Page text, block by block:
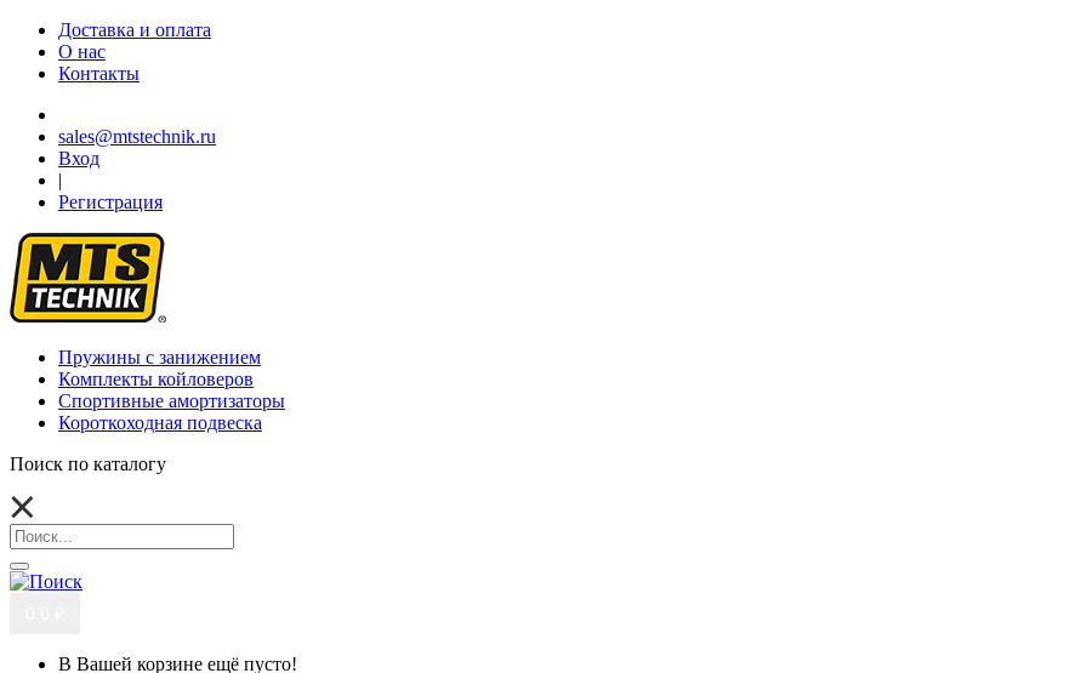
Доставка и оплата
О нас
Контакты
sales@mtstechnik.ru
Вход
|
Регистрация
Пружины с занижением
Комплекты койловеров
Спортивные амортизаторы
Короткоходная подвеска
Поиск по каталогу
В Вашей корзине ещё пусто!